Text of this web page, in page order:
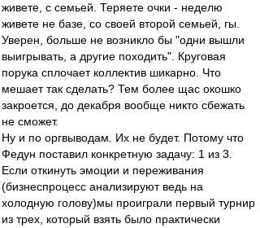
живете, с семьей. Теряете очки - неделю
живете не базе, со своей второй семьей, гы.
Уверен, больше не возникло бы "одни вышли
выигрывать, а другие походить". Круговая
порука сплочает коллектив шикарно. Что
мешает так сделать? Тем более щас окошко
закроется, до декабря вообще никто сбежать
не сможет.
Ну и по оргвыводам. Их не будет. Потому что
Федун поставил конкретную задачу: 1 из 3.
Если откинуть эмоции и переживания
(бизнеспроцесс анализируют ведь на
холодную голову)мы проиграли первый турнир
из трех, который взять было практически